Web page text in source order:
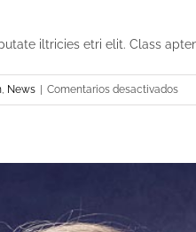
iltricies etri elit. Class
News | Comentarios desactivadosen